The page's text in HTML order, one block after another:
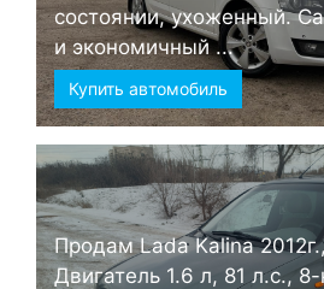
состоянии, ухоженный.
и экономичный ...
Купить автомобиль
Продам Lada Kalina
Двигатель 1.6 л, 81 л.с.,